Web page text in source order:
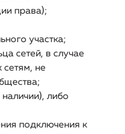
технической
а также о
заявок на
присоединение) к
права);
участка;
сетей, в случае
сетям, не
либо
подключения к